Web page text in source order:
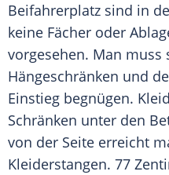
Beifahrerplatz sind in
keine Fächer oder
vorgesehen. Man muss
Hängeschränken und
Einstieg begnügen.
Schränken unter den
von der Seite erreicht
Kleiderstangen. 77